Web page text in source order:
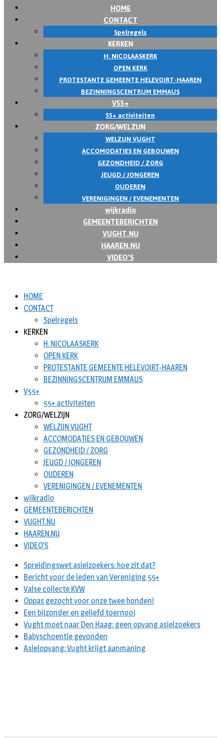
HOME
CONTACT
Spelregels
KERKEN
H. NICOLAASKERK
OPEN KERK
PROTESTANTE GEMEENTE HELEVOIRT-HAAREN
BEZINNINGSCENTRUM EMMAUS
V55+
55+ activiteiten
ZORG/WELZIJN
WELZIJN VUGHT
ACCOMODATIES EN GEBOUWEN
GEZONDHEID / ZORG
JEUGD / JONGEREN
OUDEREN
VERENIGINGEN / EVENEMENTEN
wijkradio
GEMEENTEBERICHTEN
VUGHT.NU
HAAREN.NU
VIDEO’S
HOME
CONTACT
Spelregels
KERKEN
H. NICOLAASKERK
OPEN KERK
PROTESTANTE GEMEENTE HELEVOIRT-HAAREN
BEZINNINGSCENTRUM EMMAUS
V55+
55+ activiteiten
ZORG/WELZIJN
WELZIJN VUGHT
ACCOMODATIES EN GEBOUWEN
GEZONDHEID / ZORG
JEUGD / JONGEREN
OUDEREN
VERENIGINGEN / EVENEMENTEN
wijkradio
GEMEENTEBERICHTEN
VUGHT.NU
HAAREN.NU
VIDEO’S
Spreidingswet asielzoekers: hoe zit dat?
Bericht voor de leden van Vereniging 55+
Valse collecte KVW
Oppas gezocht voor onze twee honden!
Een bijzonder en geliefd toernooi
Vught moet naar Den Haag: geen opvang asielzoekers
Babyschoentje gevonden
Asielopvang: Vught krijgt aanmaning